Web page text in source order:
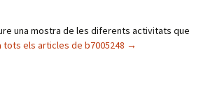
una mostra de les diferents activitats que
tots els articles de b7005248 →